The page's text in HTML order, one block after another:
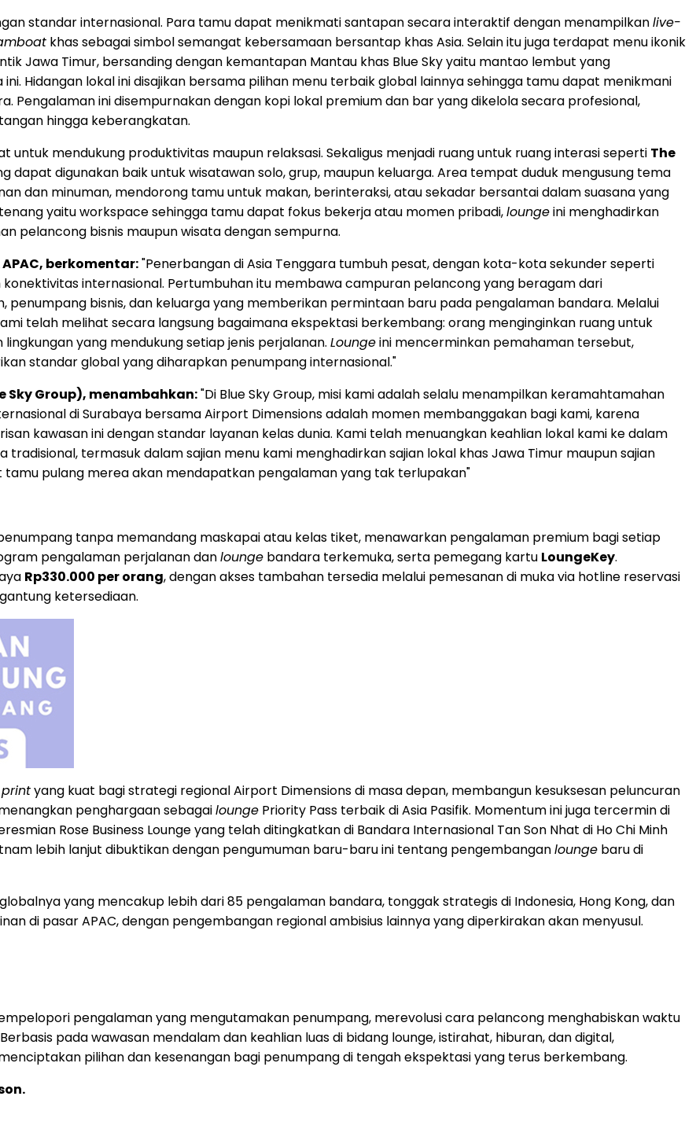
standar internasional. Para tamu dapat menikmati santapan secara interaktif dengan menampilkanlive-
khas sebagai simbol semangat kebersamaan bersantap khas Asia. Selain itu juga terdapat menu ikonik
Jawa Timur, bersanding dengan kemantapan Mantau khas Blue Sky yaitu mantao lembut yang
Hidangan lokal ini disajikan bersama pilihan menu terbaik global lainnya sehingga tamu dapat menikmani
Pengalaman ini disempurnakan dengan kopi lokal premium dan bar yang dikelola secara profesional,
hingga keberangkatan.
mendukung produktivitas maupun relaksasi. Sekaligus menjadi ruang untuk ruang interasi seperti The
dapat digunakan baik untuk wisatawan solo, grup, maupun keluarga. Area tempat duduk mengusung tema
dan minuman, mendorong tamu untuk makan, berinteraksi, atau sekadar bersantai dalam suasana yang
yaitu workspace sehingga tamu dapat fokus bekerja atau momen pribadi,loungeini menghadirkan
pelancong bisnis maupun wisata dengan sempurna.
berkomentar:"Penerbangan di Asia Tenggara tumbuh pesat, dengan kota-kota sekunder seperti
internasional. Pertumbuhan itu membawa campuran pelancong yang beragam dari
penumpang bisnis, dan keluarga yang memberikan permintaan baru pada pengalaman bandara. Melalui
telah melihat secara langsung bagaimana ekspektasi berkembang: orang menginginkan ruang untuk
yang mendukung setiap jenis perjalanan. Loungeini mencerminkan pemahaman tersebut,
standar global yang diharapkan penumpang internasional."
Sky Group), menambahkan:"Di Blue Sky Group, misi kami adalah selalu menampilkan keramahtamahan
di Surabaya bersama Airport Dimensions adalah momen membanggakan bagi kami, karena
kawasan ini dengan standar layanan kelas dunia. Kami telah menuangkan keahlian lokal kami ke dalam
termasuk dalam sajian menu kami menghadirkan sajian lokal khas Jawa Timur maupun sajian
pulang merea akan mendapatkan pengalaman yang tak terlupakan"
tanpa memandang maskapai atau kelas tiket, menawarkan pengalaman premium bagi setiap
pengalaman perjalanan danlounge bandara terkemuka, serta pemegang kartu LoungeKey.
Rp330.000 per orang, dengan akses tambahan tersedia melalui pemesanan di muka via hotline reservasi
ketersediaan.
yang kuat bagi strategi regional Airport Dimensions di masa depan, membangun kesuksesan peluncuran
penghargaan sebagailounge Priority Pass terbaik di Asia Pasifik. Momentum ini juga tercermin di
Rose Business Lounge yang telah ditingkatkan di Bandara Internasional Tan Son Nhat di Ho Chi Minh
lebih lanjut dibuktikan dengan pengumuman baru-baru ini tentang pengembanganlounge baru di
yang mencakup lebih dari 85 pengalaman bandara, tonggak strategis di Indonesia, Hong Kong, dan
di pasar APAC, dengan pengembangan regional ambisius lainnya yang diperkirakan akan menyusul.
pengalaman yang mengutamakan penumpang, merevolusi cara pelancong menghabiskan waktu
pada wawasan mendalam dan keahlian luas di bidang lounge, istirahat, hiburan, dan digital,
pilihan dan kesenangan bagi penumpang di tengah ekspektasi yang terus berkembang.